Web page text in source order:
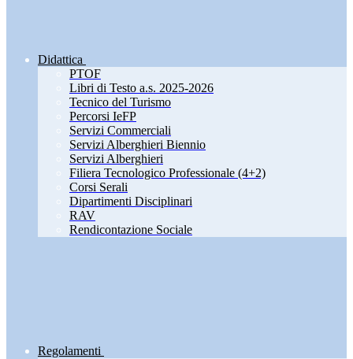
Didattica
PTOF
Libri di Testo a.s. 2025-2026
Tecnico del Turismo
Percorsi IeFP
Servizi Commerciali
Servizi Alberghieri Biennio
Servizi Alberghieri
Filiera Tecnologico Professionale (4+2)
Corsi Serali
Dipartimenti Disciplinari
RAV
Rendicontazione Sociale
Regolamenti